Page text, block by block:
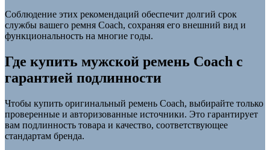
Соблюдение этих рекомендаций обеспечит долгий срок
службы вашего ремня Coach, сохраняя его внешний вид и
функциональность на многие годы.
Где купить мужской ремень Coach с
гарантией подлинности
Чтобы купить оригинальный ремень Coach, выбирайте только
проверенные и авторизованные источники. Это гарантирует
вам подлинность товара и качество, соответствующее
стандартам бренда.